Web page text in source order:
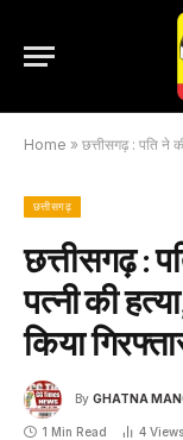
Home » छत्तीसगढ़ : पति ने की
छत्तीसगढ़
छत्तीसगढ़ :
पत्नी की
किया
By GHATNA
1 Min Read 4 Views